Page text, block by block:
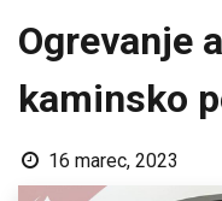
Ogrevanje
kaminsko
16 marec, 2023